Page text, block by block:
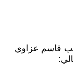
قاسم عزاوي